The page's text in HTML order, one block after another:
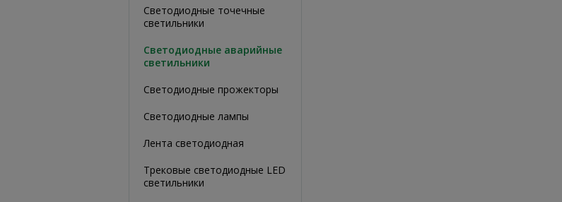
Светодиодные точечные
светильники
Светодиодные аварийные
светильники
Светодиодные прожекторы
Светодиодные лампы
Лента светодиодная
Трековые светодиодные LED
светильники